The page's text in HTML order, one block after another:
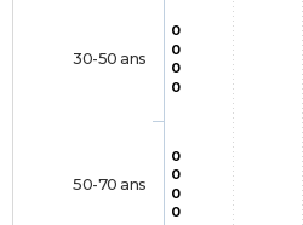
0
0
0
0
0
0
0
0
30-50 ans
50-70 ans